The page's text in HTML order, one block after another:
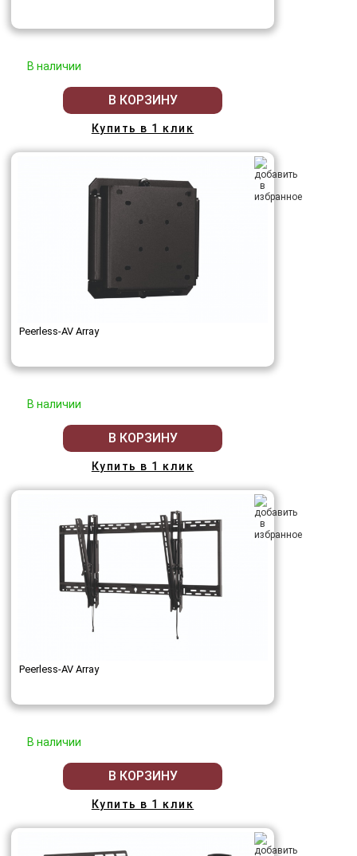
В наличии
В КОРЗИНУ
Купить в 1 клик
Peerless-AV Array
В наличии
В КОРЗИНУ
Купить в 1 клик
Peerless-AV Array
В наличии
В КОРЗИНУ
Купить в 1 клик